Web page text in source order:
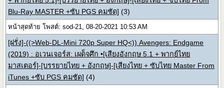
Blu-Ray MASTER +ซับ PGS คมชัด] (3)
หน้าสุดท้าย โพสต์: sod-21, 08-20-2021 10:53 AM
[ฝรั่ง]-((>Web-DL-Mini 720p Super HQ<)) Avengers: Endgame
(2019) : อเวนเจอร์ส: เผด็จศึก •[เสียงอังกฤษ 5.1 + พากย์ไทย
มาสเตอร์]-[บรรยายไทย + อังกฤษ]-[เสียงไทย + ซับไทย Master From
iTunes +ซับ PGS คมชัด] (4)